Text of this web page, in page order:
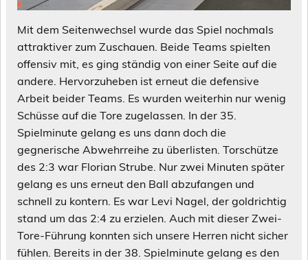
Mit dem Seitenwechsel wurde das Spiel nochmals
attraktiver zum Zuschauen. Beide Teams spielten
offensiv mit, es ging ständig von einer Seite auf die
andere. Hervorzuheben ist erneut die defensive
Arbeit beider Teams. Es wurden weiterhin nur wenig
Schüsse auf die Tore zugelassen. In der 35.
Spielminute gelang es uns dann doch die
gegnerische Abwehrreihe zu überlisten. Torschütze
des 2:3 war Florian Strube. Nur zwei Minuten später
gelang es uns erneut den Ball abzufangen und
schnell zu kontern. Es war Levi Nagel, der goldrichtig
stand um das 2:4 zu erzielen. Auch mit dieser Zwei-
Tore-Führung konnten sich unsere Herren nicht sicher
fühlen. Bereits in der 38. Spielminute gelang es den